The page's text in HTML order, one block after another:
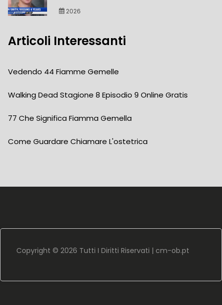
2026
Articoli Interessanti
Vedendo 44 Fiamme Gemelle
Walking Dead Stagione 8 Episodio 9 Online Gratis
77 Che Significa Fiamma Gemella
Come Guardare Chiamare L'ostetrica
Copyright © 2026 Tutti I Diritti Riservati | cm-ob.pt